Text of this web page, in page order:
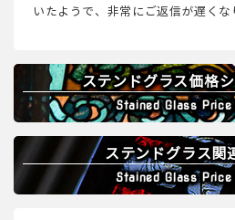
いたようで、非常にご返信が遅くな
ステンドグラス価格
Stained Glass
ステンドグラス関
Stained Glass